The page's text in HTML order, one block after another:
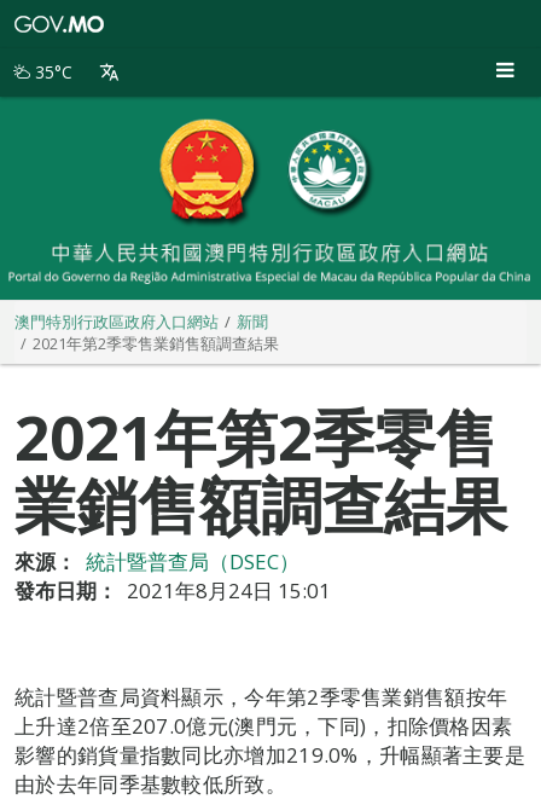
別
35°C
澳門特別行政區政府入口網站
新聞
2021年第2季零售業銷售額調查結果
2021年第2季零售
業銷售額調查結果
來源：
統計暨普查局（DSEC）
發布日期：
2021年8月24日 15:01
統計暨普查局資料顯示，今年第2季零售業銷售額按年
上升達2倍至207.0億元(澳門元，下同)，扣除價格因素
影響的銷貨量指數同比亦增加219.0%，升幅顯著主要是
由於去年同季基數較低所致。